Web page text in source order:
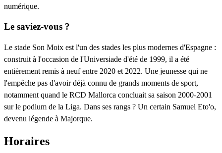
numérique.
Le saviez-vous ?
Le stade Son Moix est l'un des stades les plus modernes d'Espagne :
construit à l'occasion de l'Universiade d'été de 1999, il a été
entièrement remis à neuf entre 2020 et 2022. Une jeunesse qui ne
l'empêche pas d'avoir déjà connu de grands moments de sport,
notamment quand le RCD Mallorca concluait sa saison 2000-2001
sur le podium de la Liga. Dans ses rangs ? Un certain Samuel Eto'o,
devenu légende à Majorque.
Horaires